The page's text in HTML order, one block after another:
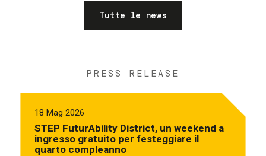
Tutte le news
PRESS RELEASE
18 Mag 2026
STEP FuturAbility District, un weekend a
ingresso gratuito per festeggiare il
quarto compleanno